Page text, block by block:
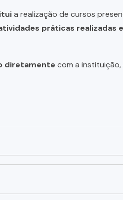
a realização de cursos
práticas realizadas
diretamente com a